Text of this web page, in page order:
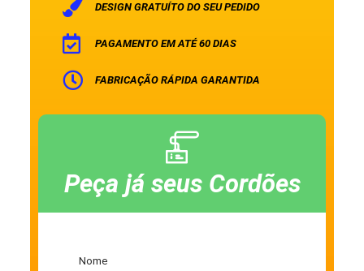
DESIGN GRATUÍTO DO SEU PEDIDO
PAGAMENTO EM ATÉ 60 DIAS
FABRICAÇÃO RÁPIDA GARANTIDA
Peça já seus Cordões
Nome